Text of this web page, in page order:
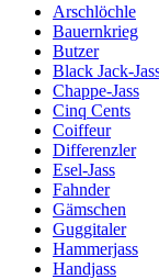
Arschlöchle
Bauernkrieg
Butzer
Black Jack-
Chappe-Jass
Cinq Cents
Coiffeur
Differenzler
Esel-Jass
Fahnder
Gämschen
Guggitaler
Hammerjass
Handjass